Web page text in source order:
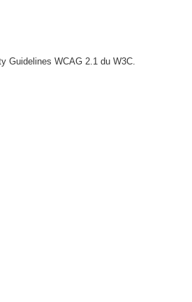
Guidelines WCAG 2.1 du W3C.